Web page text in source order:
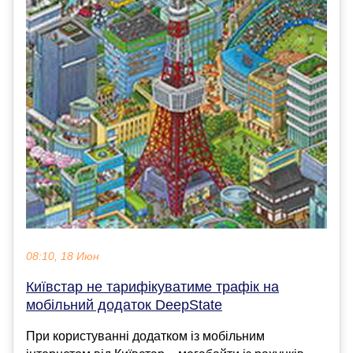
08:10, 18 Июн
Київстар не тарифікуватиме трафік на
мобільний додаток DeepState
При користуванні додатком із мобільним